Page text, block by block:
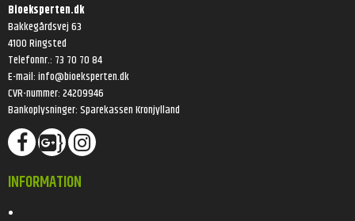
Bioeksperten.dk
Bakkegårdsvej 63
4100 Ringsted
Telefonnr.: 73 70 70 84
E-mail:info@bioeksperten.dk
CVR-nummer:24209946
Bankoplysninger:Sparekassen Kronjylland
}
INFORMATION